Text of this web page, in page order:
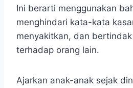
Ini berarti menggunakan
menghindari kata-kata
menyakitkan, dan
terhadap orang lain.
Ajarkan anak-anak sejak